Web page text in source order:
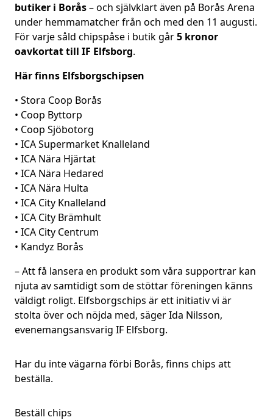
butiker i Borås– och självklart även på Borås Arena
under hemmamatcher från och med den 11 augusti.
För varje såld chipspåse i butik går5 kronor
oavkortat till IF Elfsborg.
Här finns Elfsborgschipsen
• Stora Coop Borås
• Coop Byttorp
• Coop Sjöbotorg
• ICA Supermarket Knalleland
• ICA Nära Hjärtat
• ICA Nära Hedared
• ICA Nära Hulta
• ICA City Knalleland
• ICA City Brämhult
• ICA City Centrum
• Kandyz Borås
– Att få lansera en produkt som våra supportrar kan
njuta av samtidigt som de stöttar föreningen känns
väldigt roligt. Elfsborgschips är ett initiativ vi är
stolta över och nöjda med, säger Ida Nilsson,
evenemangsansvarig IF Elfsborg.
Har du inte vägarna förbi Borås, finns chips att
beställa.
Beställ chips